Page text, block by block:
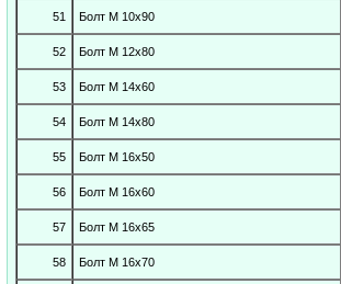
51 Болт М 10х90
52 Болт М 12х80
53 Болт М 14х60
54 Болт М 14х80
55 Болт М 16х50
56 Болт М 16х60
57 Болт М 16х65
58 Болт М 16х70